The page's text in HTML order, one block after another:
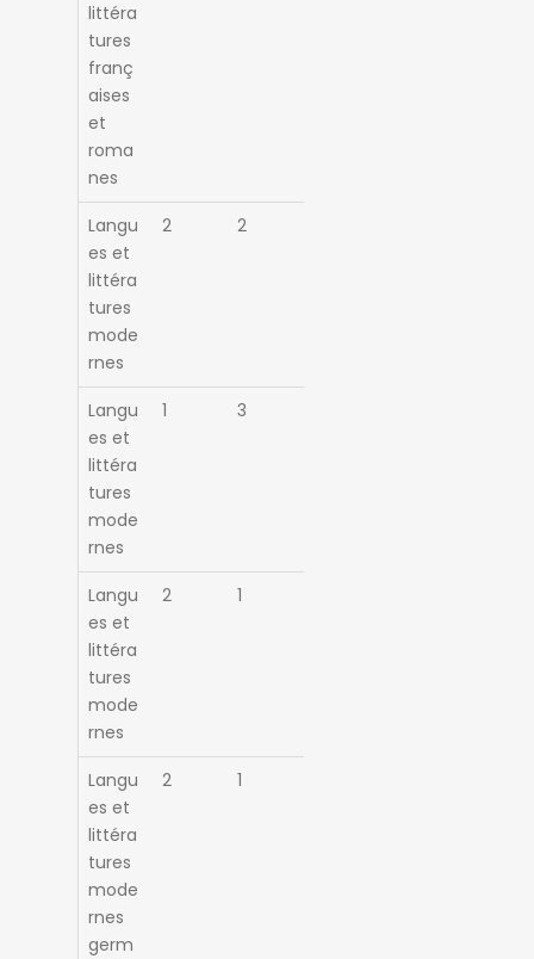
littéra
tures
franç
aises
et
roma
nes
Langu
es et
littéra
tures
mode
rnes
2 2
Langu
es et
littéra
tures
mode
rnes
1 3
Langu
es et
littéra
tures
mode
rnes
2 1
Langu
es et
littéra
tures
mode
rnes
germ
2 1